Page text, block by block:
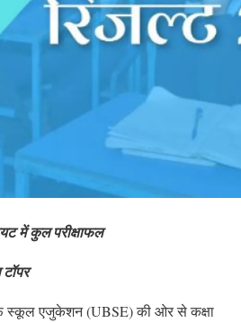
में कुल परीक्षाफल
स्कूल एजुकेशन (UBSE) की ओर से कक्षा